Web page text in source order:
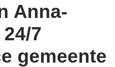
Anna-
7
gemeente